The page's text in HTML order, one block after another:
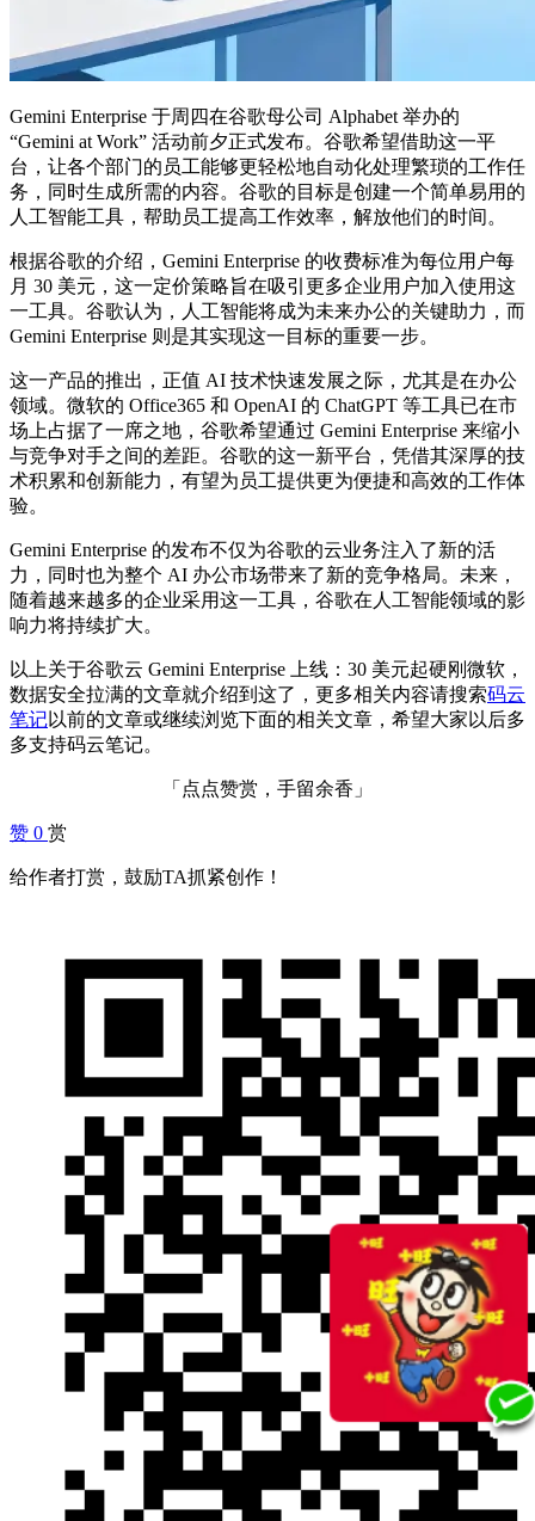
Gemini Enterprise 于周四在谷歌母公司 Alphabet 举办的
“Gemini at Work” 活动前夕正式发布。谷歌希望借助这一平
台，让各个部门的员工能够更轻松地自动化处理繁琐的工作任
务，同时生成所需的内容。谷歌的目标是创建一个简单易用的
人工智能工具，帮助员工提高工作效率，解放他们的时间。
根据谷歌的介绍，Gemini Enterprise 的收费标准为每位用户每
月 30 美元，这一定价策略旨在吸引更多企业用户加入使用这
一工具。谷歌认为，人工智能将成为未来办公的关键助力，而
Gemini Enterprise 则是其实现这一目标的重要一步。
这一产品的推出，正值 AI 技术快速发展之际，尤其是在办公
领域。微软的 Office365 和 OpenAI 的 ChatGPT 等工具已在市
场上占据了一席之地，谷歌希望通过 Gemini Enterprise 来缩小
与竞争对手之间的差距。谷歌的这一新平台，凭借其深厚的技
术积累和创新能力，有望为员工提供更为便捷和高效的工作体
验。
Gemini Enterprise 的发布不仅为谷歌的云业务注入了新的活
力，同时也为整个 AI 办公市场带来了新的竞争格局。未来，
随着越来越多的企业采用这一工具，谷歌在人工智能领域的影
响力将持续扩大。
以上关于谷歌云 Gemini Enterprise 上线：30 美元起硬刚微软，
数据安全拉满的文章就介绍到这了，更多相关内容请搜索码云
笔记以前的文章或继续浏览下面的相关文章，希望大家以后多
多支持码云笔记。
「点点赞赏，手留余香」
赞 0 赏
给作者打赏，鼓励TA抓紧创作！